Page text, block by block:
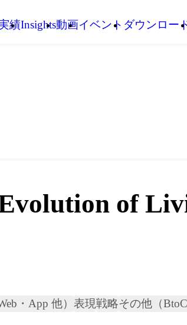
績Insights動画イベント ダウンロー
of
・App 他） 表現戦略その他（BtoC